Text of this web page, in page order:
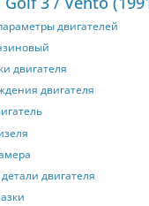
двигателей
двигателя
двигателя
двигателя